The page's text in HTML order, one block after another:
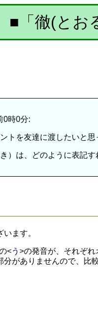
■「徹(とお
0時0分:
トを友達に渡したいと
）は、どのように表記
ます。
<う >の発音が、それぞ
がありませんので、比